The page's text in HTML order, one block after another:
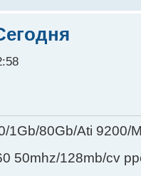
1Gb/80Gb/Ati 9200/
50mhz/128mb/cv